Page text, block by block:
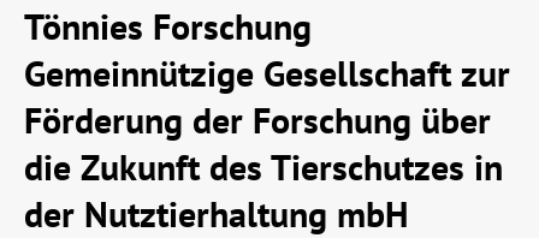
Tönnies Forschung
Gemeinnützige Gesellschaft zur
Förderung der Forschung über
die Zukunft des Tierschutzes in
der Nutztierhaltung mbH